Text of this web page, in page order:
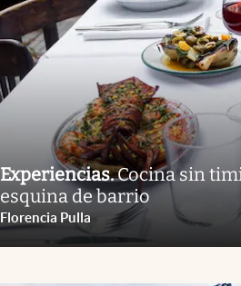
Experiencias.Cocina sin
esquina de barrio
Florencia Pulla